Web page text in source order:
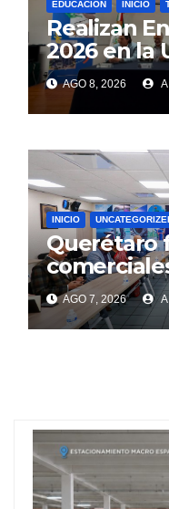
EDUCACIÓN INICIO
Realizan
2026 en la
AGO 8, 2026
INICIO
Querétaro
AGO 7, 2026